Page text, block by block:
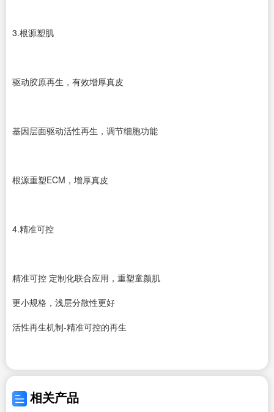
3.根源塑肌
驱动胶原再生，有效增厚真皮
基因层面驱动活性再生，调节细胞功能
根源重塑ECM，增厚真皮
4.精准可控
精准可控 定制化联合应用，重塑童颜肌
更小规格，浅层分散性更好
活性再生机制-精准可控的再生
相关产品